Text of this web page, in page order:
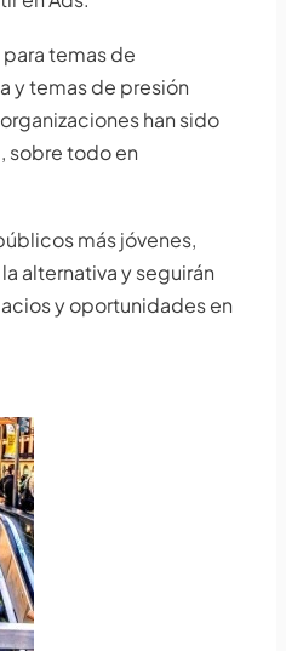
temas de
y temas de presión
han sido
sobre todo en
más jóvenes,
alternativa y seguirán
y oportunidades en